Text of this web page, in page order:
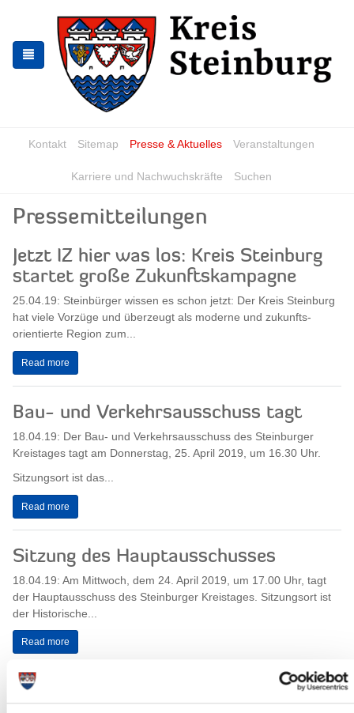
the
navigation
the
content
Kontakt Sitemap Presse & Aktuelles Veranstaltungen
Karriere und Nachwuchskräfte Suchen
Pressemitteilungen
Jetzt IZ hier was los: Kreis Steinburg
startet große Zukunftskampagne
25.04.19: Steinbürger wissen es schon jetzt: Der Kreis Steinburg
hat viele Vorzüge und überzeugt als moderne und zukunfts-
orientierte Region zum...
Read more
Bau- und Verkehrsausschuss tagt
18.04.19: Der Bau- und Verkehrsausschuss des Steinburger
Kreistages tagt am Donnerstag, 25. April 2019, um 16.30 Uhr.
Sitzungsort ist das...
Read more
Sitzung des Hauptausschusses
18.04.19: Am Mittwoch, dem 24. April 2019, um 17.00 Uhr, tagt
der Hauptausschuss des Steinburger Kreistages. Sitzungsort ist
der Historische...
Read more
Ausschuss für Soziales, Familie,